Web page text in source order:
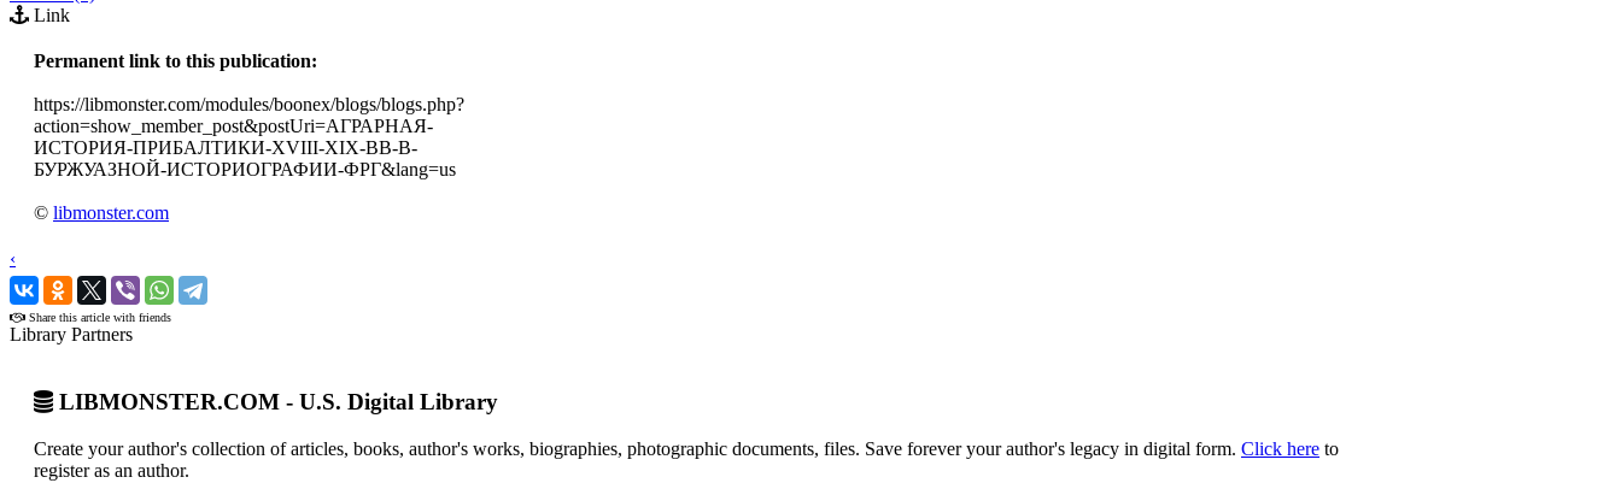
Link
Permanent link to this publication:
https://libmonster.com/modules/boonex/blogs/blogs.php?
action=show_member_post&postUri=АГРАРНАЯ-
ИСТОРИЯ-ПРИБАЛТИКИ-XVIII-XIX-ВВ-В-
БУРЖУАЗНОЙ-ИСТОРИОГРАФИИ-ФРГ&lang=us
© libmonster.com
‹
›
Share this article with friends
Library Partners
LIBMONSTER.COM - U.S. Digital Library
Create your author's collection of articles, books, author's works, biographies, photographic documents, files. Save forever your author's legacy in digital form. Click here to
register as an author.